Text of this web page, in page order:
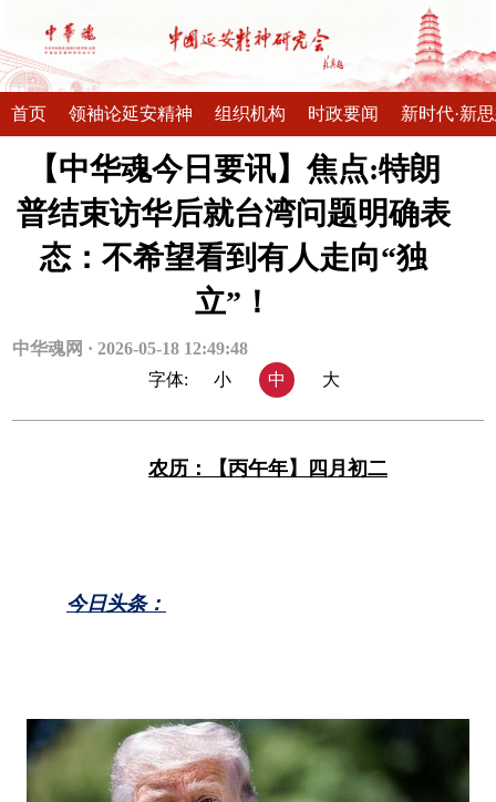
首页 领袖论延安精神 组织机构 时政要闻 新时代·新
【中华魂今日要讯】焦点:特朗
普结束访华后就台湾问题明确表
态：不希望看到有人走向“独
立”！
中华魂网 · 2026-05-18 12:49:48
字体:
小 中 大
农历：【丙午年】四月初二
今日头条：